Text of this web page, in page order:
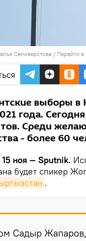
Селиверстова / Перейти
выборы в
года.
Среди
- более 60
ноя — Sputnik.
будет спикер
.
Садыр